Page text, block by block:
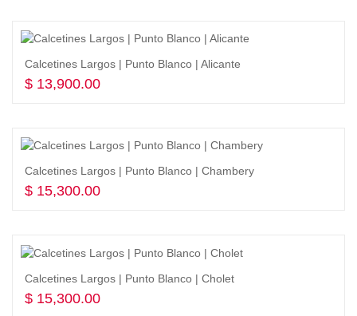
Calcetines Largos | Punto Blanco | Alicante
$ 13,900.00
Calcetines Largos | Punto Blanco | Chambery
$ 15,300.00
Calcetines Largos | Punto Blanco | Cholet
$ 15,300.00